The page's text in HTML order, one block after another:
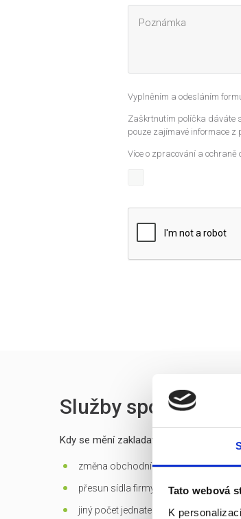
Tato webová
K
Vyplněním a odesláním
Zaškrtnutím políčka dáváte
pouze zajímavé informace z
Více o zpracování a ochraně
Služby spojené s
Kdy se mění zakladatelská listina?
změna obchodní firmy (jména)
přesun sídla firmy mimo Prahu
jiný počet jednatelů než 1 - u s.r.o.